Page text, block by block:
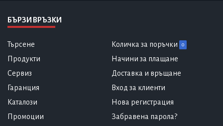
БЪРЗИ ВРЪЗКИ
Търсене
Продукти
Сервиз
Гаранция
Каталози
Промоции
Количка за поръчки 0
Начини за плащане
Доставка и връщане
Вход за клиенти
Нова регистрация
Забравена парола?